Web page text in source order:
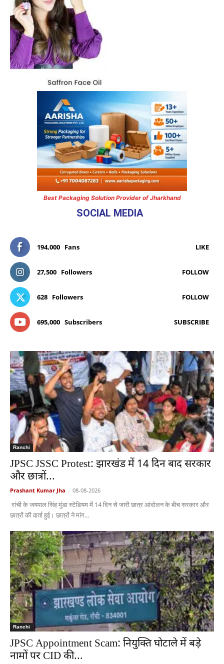
Best Packaging Solution Provider of Jharkhand
SOCIAL MEDIA
194,000 Fans LIKE
27,500 Followers FOLLOW
628 Followers FOLLOW
695,000 Subscribers SUBSCRIBE
Ranchi
JPSC JSSC Protest: झारखंड में 14 दिन बाद सरकार
और छात्रों...
Prashant Kumar Jha - 08-08-2026
रांची के जयपाल सिंह मुंडा स्टेडियम में 14 दिन से जारी छात्र आंदोलन के बीच सरकार और
छात्रों की वार्ता हुई। छात्रों ने मांग...
Ranchi
JPSC Appointment Scam: नियुक्ति घोटाले में बड़े
नामों पर CID की...